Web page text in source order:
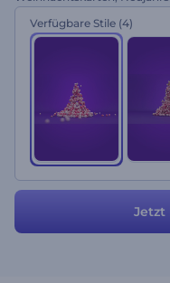
Kugel-Intro, um Ihre
Verfügbare Stile (4)
Jetzt